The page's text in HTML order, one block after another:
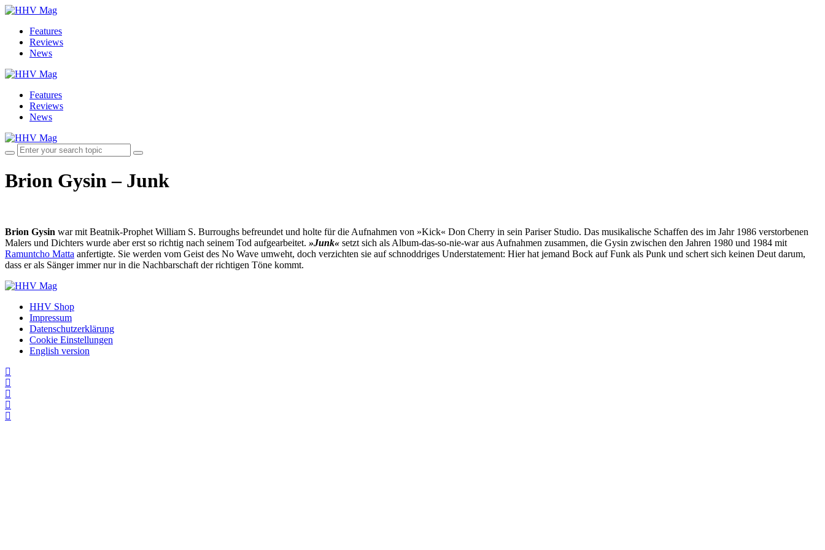
Features
Reviews
News
Features
Reviews
News
Brion Gysin – Junk
Brion Gysin war mit Beatnik-Prophet William S. Burroughs befreundet und holte für die Aufnahmen von »Kick« Don Cherry in sein Pariser Studio. Das musikalische Schaffen des im Jahr 1986 verstorbenen
Malers und Dichters wurde aber erst so richtig nach seinem Tod aufgearbeitet. »Junk« setzt sich als Album-das-so-nie-war aus Aufnahmen zusammen, die Gysin zwischen den Jahren 1980 und 1984 mit
Ramuntcho Matta anfertigte. Sie werden vom Geist des No Wave umweht, doch verzichten sie auf schnoddriges Understatement: Hier hat jemand Bock auf Funk als Punk und schert sich keinen Deut darum,
dass er als Sänger immer nur in die Nachbarschaft der richtigen Töne kommt.
HHV Shop
Impressum
Datenschutzerklärung
Cookie Einstellungen
English version